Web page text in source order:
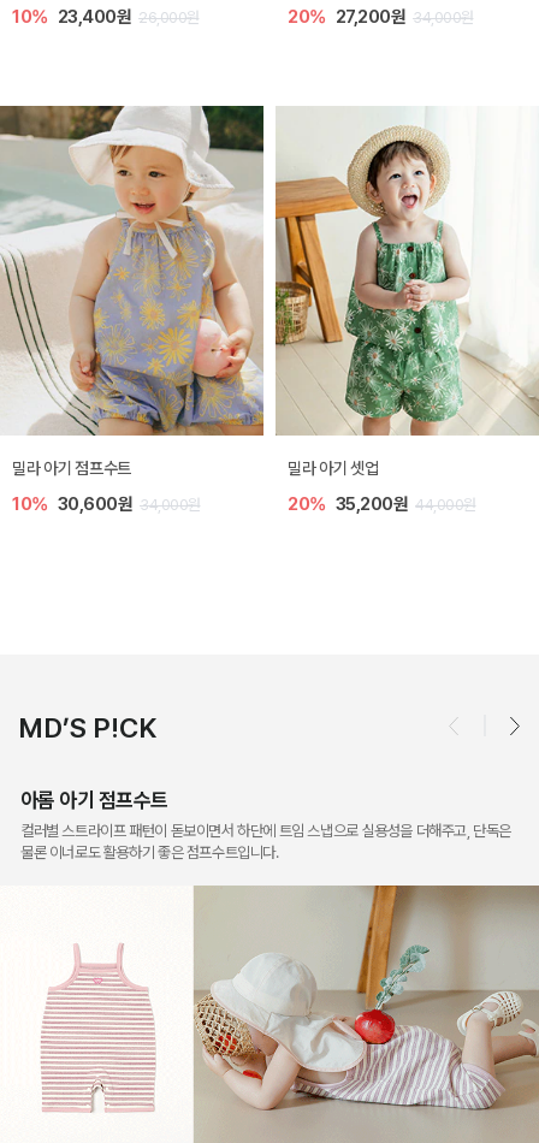
20% 21,600원 27,000원 20% 21,600원 27,000원
토닉 아기 민소매 티셔츠
20% 11,200원 14,000원
베티 니트 아기 민소매 티셔츠
10% 24,300원 27,000원
MD’S P!CK
아롬 아기 점프수트
컬러별 스트라이프 패턴이 돋보이면서 하단에 트임 스냅으로 실용성을 더해주고, 단독은
물론 이너로도 활용하기 좋은 점프수트입니다.